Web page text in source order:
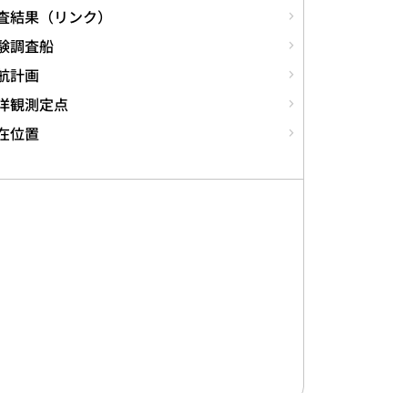
結果（リンク）
調査船
計画
観測定点
位置